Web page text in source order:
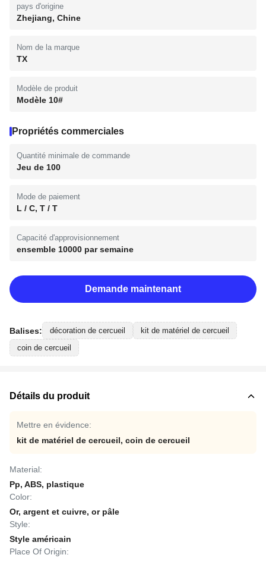
pays d'origine
Zhejiang, Chine
Nom de la marque
TX
Modèle de produit
Modèle 10#
Propriétés commerciales
Quantité minimale de commande
Jeu de 100
Mode de paiement
L / C, T / T
Capacité d'approvisionnement
ensemble 10000 par semaine
Demande maintenant
Balises: décoration de cercueil
kit de matériel de cercueil
coin de cercueil
Détails du produit
Mettre en évidence:
kit de matériel de cercueil, coin de cercueil
Material:
Pp, ABS, plastique
Color:
Or, argent et cuivre, or pâle
Style:
Style américain
Place Of Origin: